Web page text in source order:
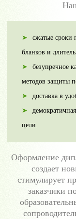
сжатые сроки
бланков и
безупречное
методов защиты
доставка в
цели.
Оформление
создает
стимулирует
заказчики